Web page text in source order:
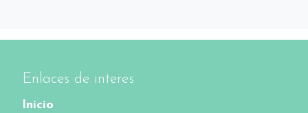
Enlaces de interes
Inicio